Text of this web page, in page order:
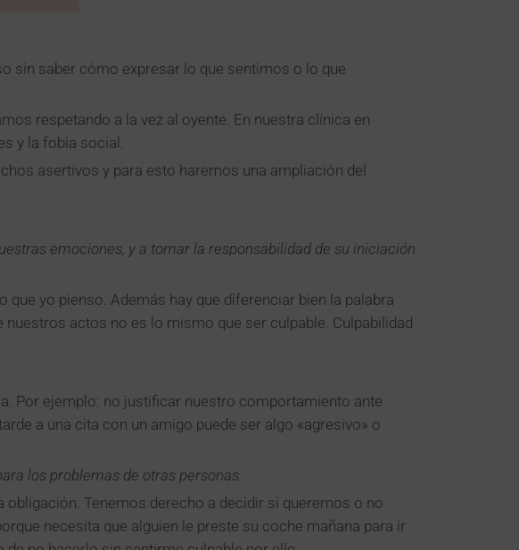
sin saber cómo expresar lo que sentimos o lo que
respetando a la vez al oyente. En nuestra clínica en
y la fobia social.
asertivos y para esto haremos una ampliación del
emociones, y a tomar la responsabilidad de su iniciación
yo pienso. Además hay que diferenciar bien la palabra
actos no es lo mismo que ser culpable. Culpabilidad
Por ejemplo: no justificar nuestro comportamiento ante
a una cita con un amigo puede ser algo «agresivo» o
los problemas de otras personas.
Tenemos derecho a decidir si queremos o no
necesita que alguien le preste su coche mañana para ir